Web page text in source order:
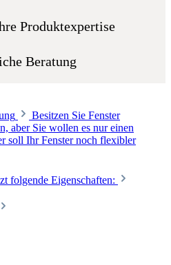
Produktexpertise
Beratung
Besitzen Sie Fenster
aber Sie wollen es nur einen
soll Ihr Fenster noch flexibler
folgende Eigenschaften: